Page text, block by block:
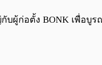
บผู้ก่อตั้ง BONK เพื่อบูร